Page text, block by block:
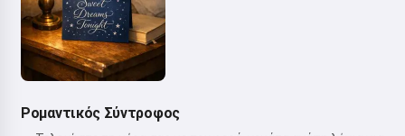
Ρομαντικός Σύντροφος